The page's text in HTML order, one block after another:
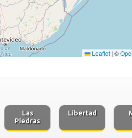
Leaflet | ©
Las
Piedras
Libertad